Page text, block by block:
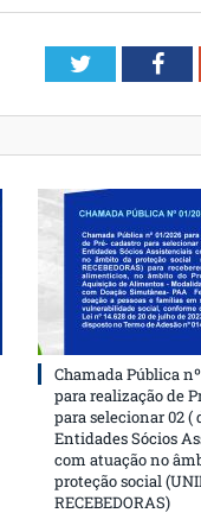
Chamada Pública
para realização de
para selecionar 02 (
Entidades Sócios
com atuação no
proteção social
RECEBEDORAS)